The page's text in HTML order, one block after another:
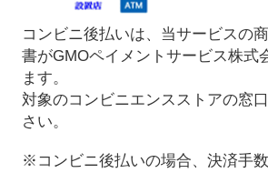
コンビニ後払いは、当サービスの
書がGMOペイメントサービス株式
ます。
対象のコンビニエンスストアの窓
さい。
※コンビニ後払いの場合、決済手